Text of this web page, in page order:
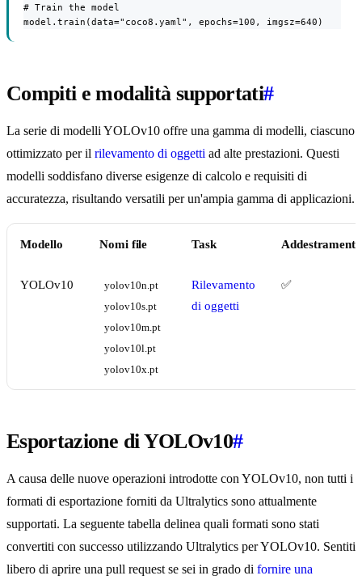
# Train the model
model.train(data="coco8.yaml", epochs=100, imgsz=640)
Compiti e modalità supportati#
La serie di modelli YOLOv10 offre una gamma di modelli, ciascuno
ottimizzato per il rilevamento di oggetti ad alte prestazioni. Questi
modelli soddisfano diverse esigenze di calcolo e requisiti di
accuratezza, risultando versatili per un'ampia gamma di applicazioni.
Modello Nomi file Task Addestramento
YOLOv10
yolov10n.pt
yolov10s.pt
yolov10m.pt
yolov10l.pt
yolov10x.pt
Rilevamento
di oggetti
✅
Esportazione di YOLOv10#
A causa delle nuove operazioni introdotte con YOLOv10, non tutti i
formati di esportazione forniti da Ultralytics sono attualmente
supportati. La seguente tabella delinea quali formati sono stati
convertiti con successo utilizzando Ultralytics per YOLOv10. Sentiti
libero di aprire una pull request se sei in grado di fornire una